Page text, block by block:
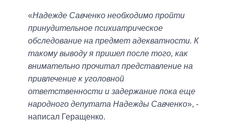
«Надежде Савченко необходимо пройти
принудительное психиатрическое
обследование на предмет адекватности. К
такому выводу я пришел после того, как
внимательно прочитал представление на
привлечение к уголовной
ответственности и задержание пока еще
народного депутата Надежды Савченко», -
написал Геращенко.